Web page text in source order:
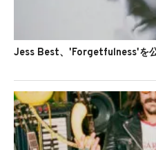
Jess Best、'Forgetfulness'を